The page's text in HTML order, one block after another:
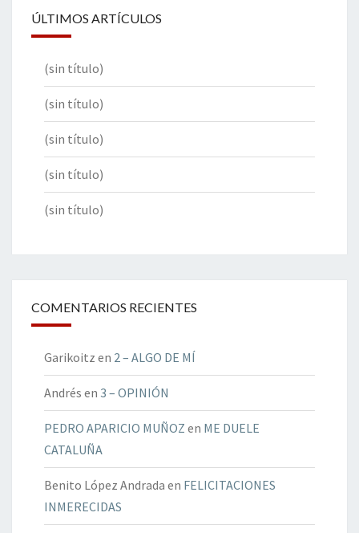
ÚLTIMOS ARTÍCULOS
(sin título)
(sin título)
(sin título)
(sin título)
(sin título)
COMENTARIOS RECIENTES
Garikoitz en 2 – ALGO DE MÍ
Andrés en 3 – OPINIÓN
PEDRO APARICIO MUÑOZ en ME DUELE
CATALUÑA
Benito López Andrada en FELICITACIONES
INMERECIDAS